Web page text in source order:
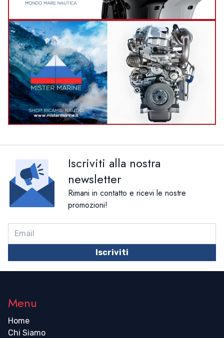
Iscriviti alla nostra
newsletter
Rimani in contatto e ricevi le nostre
promozioni!
Iscriviti
Menu
Home
Chi Siamo